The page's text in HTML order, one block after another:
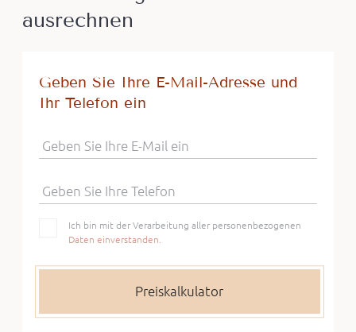
ausrechnen
Geben Sie Ihre E-Mail-Adresse und
Ihr Telefon ein
Geben Sie Ihre E-Mail ein
Geben Sie Ihre Telefon
Ich bin mit der Verarbeitung aller personenbezogenen
Daten einverstanden.